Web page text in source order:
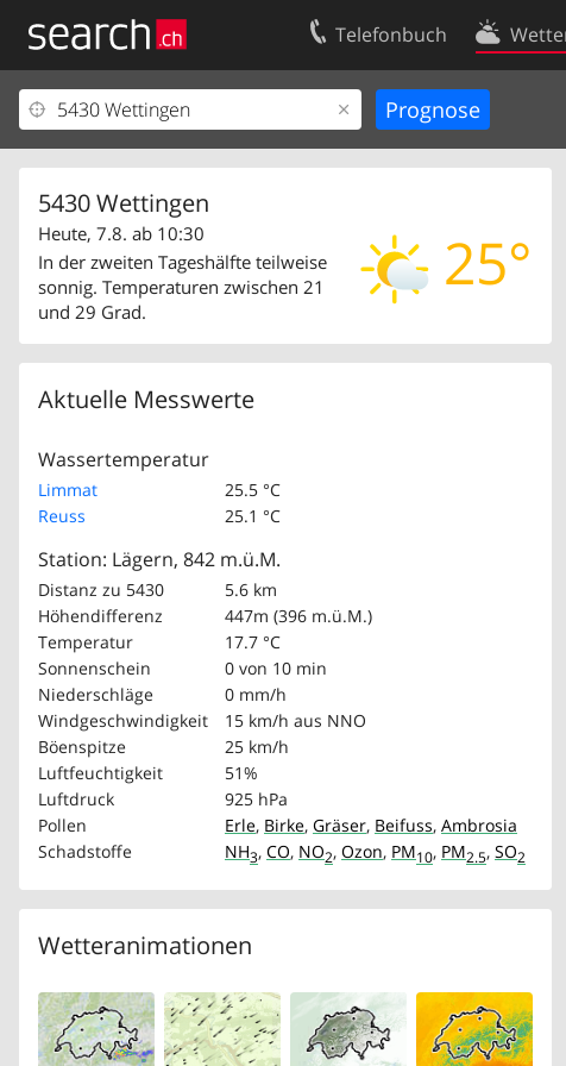
Telefonbuch
5430 Wettingen
25°
Heute, 7.8. ab 10:30
In der zweiten Tageshälfte teilweise
sonnig. Temperaturen zwischen 21
und 29 Grad.
Aktuelle Messwerte
Wassertemperatur
Limmat
25.5 °C
Reuss
25.1 °C
Station: Lägern, 842 m.ü.M.
Distanz zu 5430
5.6 km
Höhendifferenz
447m (396 m.ü.M.)
Temperatur
17.7 °C
Sonnenschein
0 von 10 min
Niederschläge
0 mm/h
Windgeschwindigkeit
15 km/h aus NNO
Böenspitze
25 km/h
Luftfeuchtigkeit
51%
Luftdruck
925 hPa
Pollen
Erle, Birke, Gräser, Beifuss, Ambrosia
Schadstoffe
NH3, CO, NO2, Ozon, PM10, PM2.5, SO2
Wetteranimationen
Ihr Eintrag
Kundencenter Geschäftskunden
Kontakt